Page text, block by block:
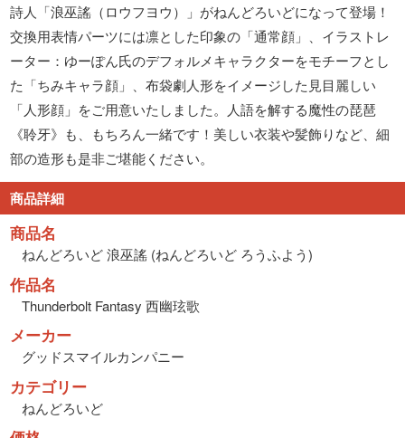
詩人「浪巫謠（ロウフヨウ）」がねんどろいどになって登場！
交換用表情パーツには凛とした印象の「通常顔」、イラストレ
ーター：ゆーぽん氏のデフォルメキャラクターをモチーフとし
た「ちみキャラ顔」、布袋劇人形をイメージした見目麗しい
「人形顔」をご用意いたしました。人語を解する魔性の琵琶
《聆牙》も、もちろん一緒です！美しい衣装や髪飾りなど、細
部の造形も是非ご堪能ください。
商品詳細
商品名
ねんどろいど 浪巫謠 (ねんどろいど ろうふよう)
作品名
Thunderbolt Fantasy 西幽玹歌
メーカー
グッドスマイルカンパニー
カテゴリー
ねんどろいど